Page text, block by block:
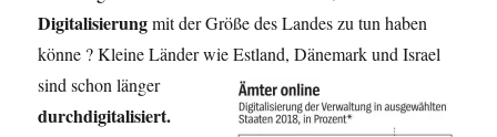
Digitalisierungmit der Größe des Landes zu tun haben
könne ? Kleine Länder wie Estland,Dänemark und Israel
sind schon länger
durchdigitalisiert.